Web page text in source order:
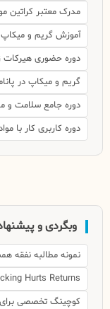
مدرک معتبر کراتین مو در
آموزش گریم و میکاپ
دوره حضوری هیرکات
گریم و میکاپ در
دوره جامع سلامت و
دوره کاربری کار با
وبگردی و
نمونه مطالبه نفقه
Hurts Returns
کوچینگ تخصصی برای